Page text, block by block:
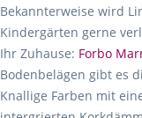
Bekannterweise wird
Kindergärten gerne
Ihr Zuhause: Forbo
Bodenbelägen gibt es
Knallige Farben mit